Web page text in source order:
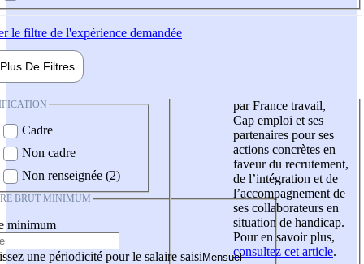
le filtre de l'expérience demandée
Plus De Filtres
Cadre
Non cadre
Non renseignée (2)
BRUT MINIMUM
minimum
une périodicité pour le salaire saisi
par France travail,
Cap emploi et ses
partenaires pour ses
actions concrètes en
faveur du recrutement,
de l’intégration et de
l’accompagnement de
ses collaborateurs en
situation de handicap.
Pour en savoir plus,
consultez cet article.